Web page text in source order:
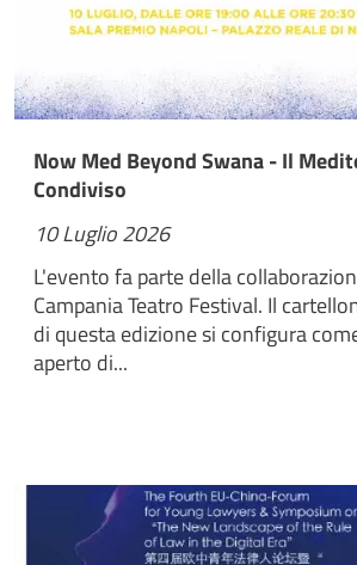
Now Med Beyond Swana - Il
Condiviso
10 Luglio 2026
L'evento fa parte della
Campania Teatro Festival. Il
di questa edizione si configura
aperto di...